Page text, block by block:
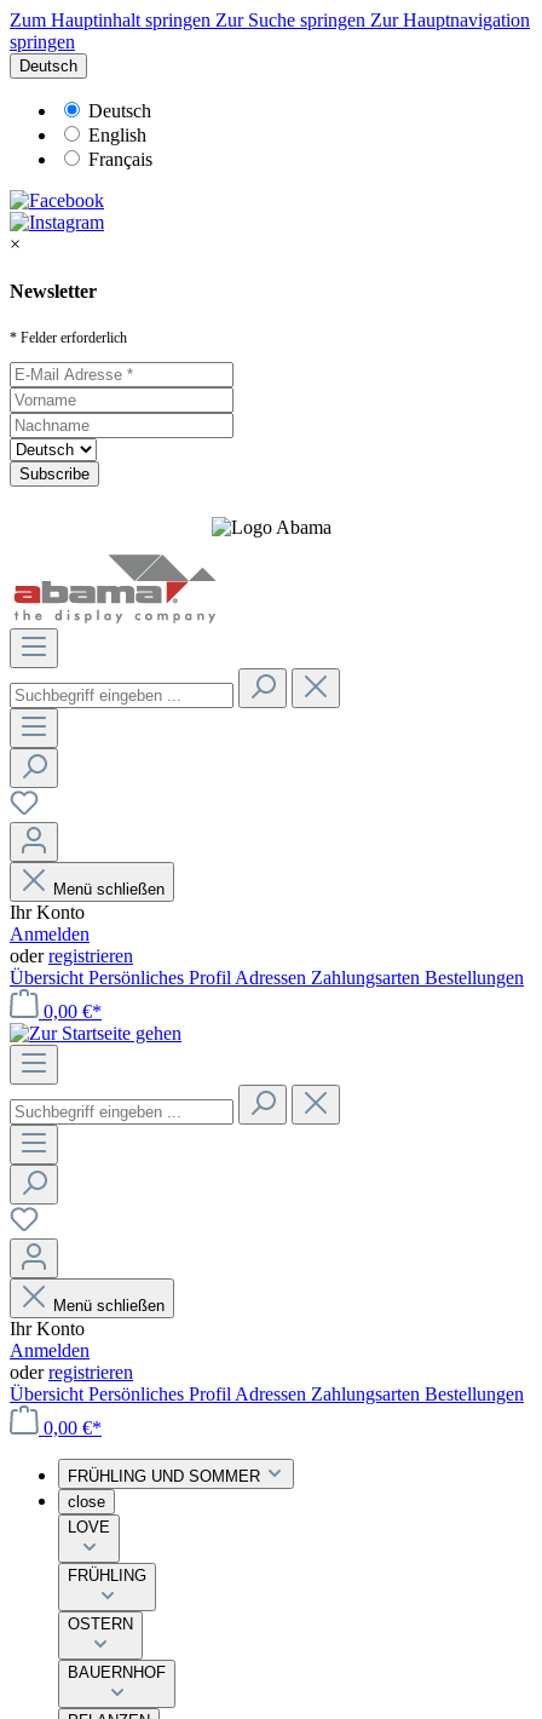
Zum Hauptinhalt springen Zur Suche springen Zur Hauptnavigation
springen
Deutsch
Deutsch
English
Français
×
Newsletter
* Felder erforderlich
Menü schließen
Ihr Konto
Anmelden
oderregistrieren
Übersicht Persönliches Profil Adressen Zahlungsarten Bestellungen
0,00 €*
Menü schließen
Ihr Konto
Anmelden
oderregistrieren
Übersicht Persönliches Profil Adressen Zahlungsarten Bestellungen
0,00 €*
FRÜHLING UND SOMMER
close
LOVE
FRÜHLING
OSTERN
BAUERNHOF